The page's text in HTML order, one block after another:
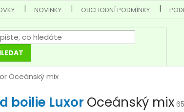
NOVINKY OBCHODNÍ PODMÍNKY
Oceánský mix
boilie Luxor Oceánský mix